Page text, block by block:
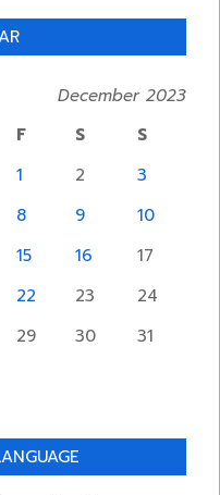
December 2023
F S
S
1
2
3
8 9
10
15 16
17
22 23
24
29 30 31